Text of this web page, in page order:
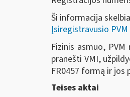
Ši informacija
Įsiregistravusio
Fizinis asmuo,
pranešti VMI,
FR0457 formą ir jos
Teises aktai